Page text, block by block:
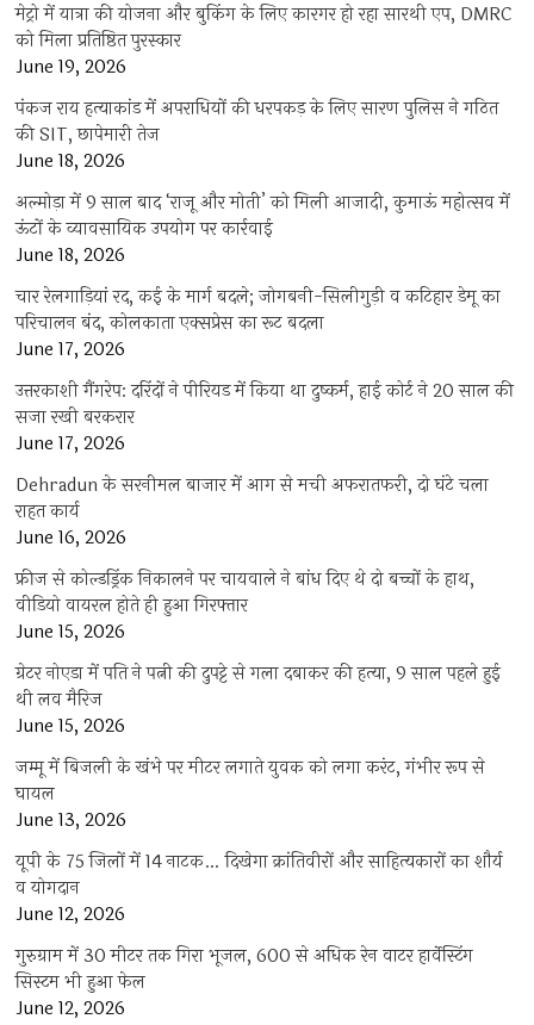
मेट्रो में यात्रा की योजना और बुकिंग के लिए कारगर हो रहा सारथी एप, DMRC
को मिला प्रतिष्ठित पुरस्कार
June 19, 2026
पंकज राय हत्याकांड में अपराधियों की धरपकड़ के लिए सारण पुलिस ने गठित
की SIT, छापेमारी तेज
June 18, 2026
अल्मोड़ा में 9 साल बाद ‘राजू और मोती’ को मिली आजादी, कुमाऊं महोत्सव में
ऊंटों के व्यावसायिक उपयोग पर कार्रवाई
June 18, 2026
चार रेलगाड़ियां रद, कई के मार्ग बदले; जोगबनी-सिलीगुड़ी व कटिहार डेमू का
परिचालन बंद, कोलकाता एक्सप्रेस का रूट बदला
June 17, 2026
उत्तरकाशी गैंगरेप: दरिंदों ने पीरियड में किया था दुष्कर्म, हाई कोर्ट ने 20 साल की
सजा रखी बरकरार
June 17, 2026
Dehradun के सरनीमल बाजार में आग से मची अफरातफरी, दो घंटे चला
राहत कार्य
June 16, 2026
फ्रीज से कोल्डड्रिंक निकालने पर चायवाले ने बांध दिए थे दो बच्चों के हाथ,
वीडियो वायरल होते ही हुआ गिरफ्तार
June 15, 2026
ग्रेटर नोएडा में पति ने पत्नी की दुपट्टे से गला दबाकर की हत्या, 9 साल पहले हुई
थी लव मैरिज
June 15, 2026
जम्मू में बिजली के खंभे पर मीटर लगाते युवक को लगा करंट, गंभीर रूप से
घायल
June 13, 2026
यूपी के 75 जिलों में 14 नाटक… दिखेगा क्रांतिवीरों और साहित्यकारों का शौर्य
व योगदान
June 12, 2026
गुरुग्राम में 30 मीटर तक गिरा भूजल, 600 से अधिक रेन वाटर हार्वेस्टिंग
सिस्टम भी हुआ फेल
June 12, 2026